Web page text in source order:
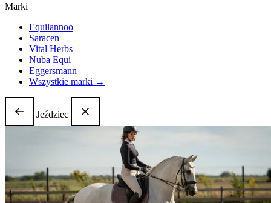
Marki
Equilannoo
Saracen
Vital Herbs
Nuba Equi
Eggersmann
Wszystkie marki →
Jeździec